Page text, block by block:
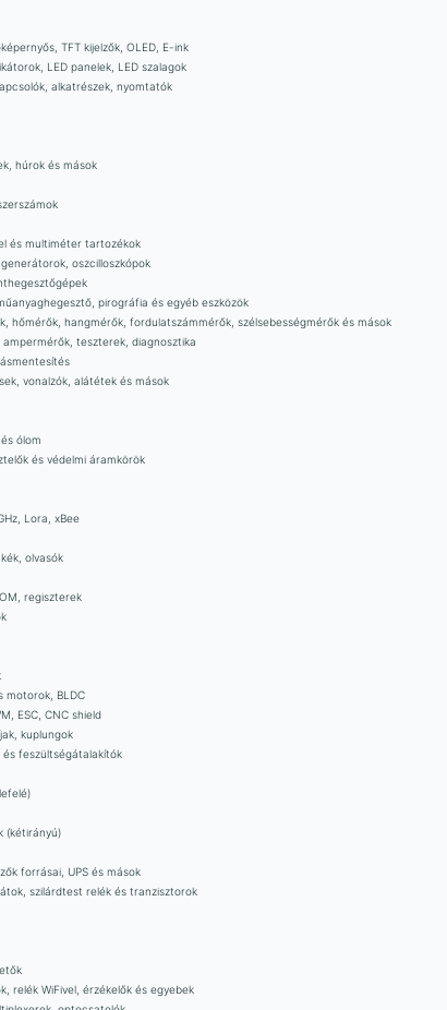
TFT kijelzők, OLED, E-ink
LED panelek, LED szalagok
alkatrészek, nyomtatók
húrok és mások
és multiméter tartozékok
oszcilloszkópok
pirográfia és egyéb eszközök
hőmérők, hangmérők, fordulatszámmérők, szélsebességmérők és mások
teszterek, diagnosztika
vonalzók, alátétek és mások
ólom
és védelmi áramkörök
Lora, xBee
olvasók
regiszterek
motorok, BLDC
ESC, CNC shield
kuplungok
és feszültségátalakítók
(kétirányú)
forrásai, UPS és mások
szilárdtest relék és tranzisztorok
relék WiFivel, érzékelők és egyebek